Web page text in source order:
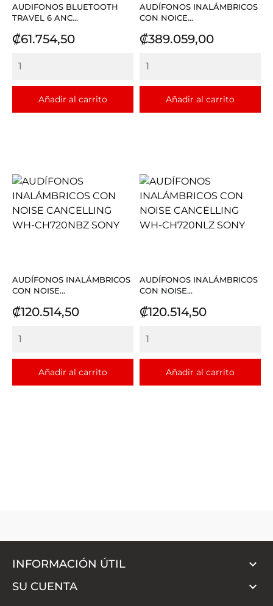
AUDIFONOS BLUETOOTH
TRAVEL 6 ANC...
Precio
₡61.754,50
Añadir al carrito
AUDÍFONOS INALÁMBRICOS
CON NOICE...
Precio
₡389.059,00
Añadir al carrito
AUDÍFONOS INALÁMBRICOS
CON NOISE...
Precio
₡120.514,50
Añadir al carrito
AUDÍFONOS INALÁMBRICOS
CON NOISE...
Precio
₡120.514,50
Añadir al carrito
INFORMACIÓN ÚTIL 
SU CUENTA 